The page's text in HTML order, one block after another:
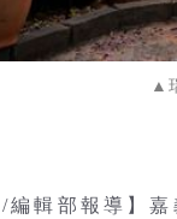
▲
/編輯部報導】